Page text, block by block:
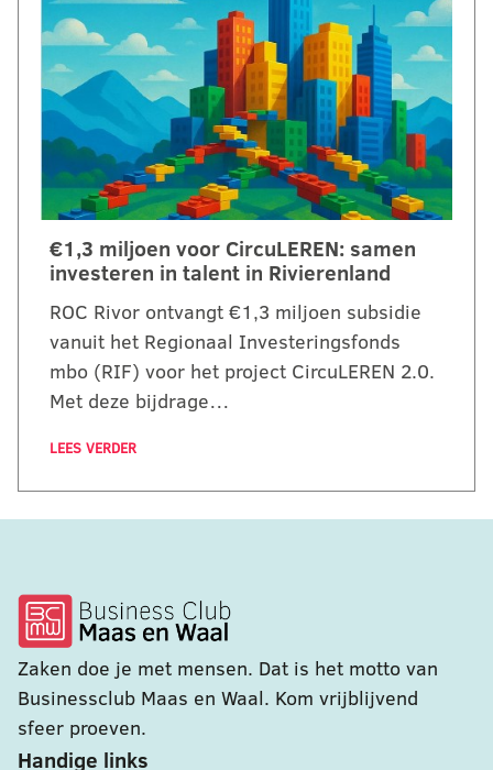
€1,3 miljoen voor CircuLEREN: samen
investeren in talent in Rivierenland
ROC Rivor ontvangt €1,3 miljoen subsidie
vanuit het Regionaal Investeringsfonds
mbo (RIF) voor het project CircuLEREN 2.0.
Met deze bijdrage…
LEES VERDER
Zaken doe je met mensen. Dat is het motto van
Businessclub Maas en Waal. Kom vrijblijvend
sfeer proeven.
Handige links